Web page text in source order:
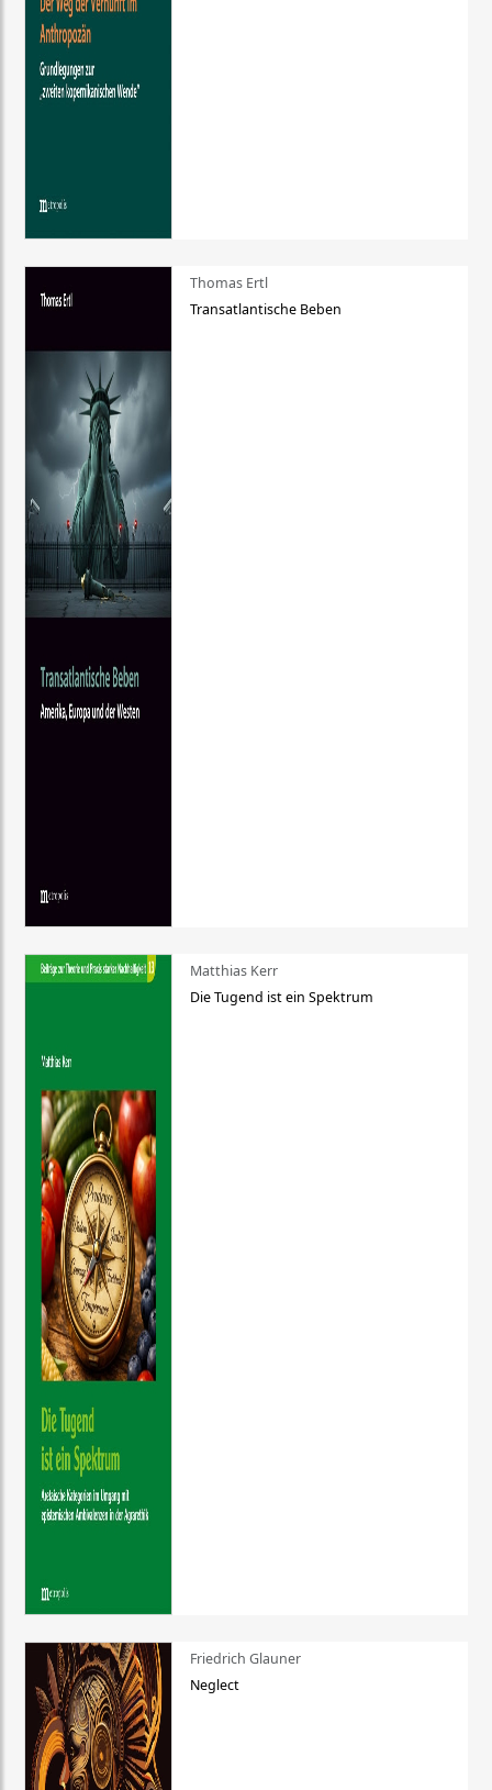
Thomas Ertl
Transatlantische Beben
Matthias Kerr
Die Tugend ist ein Spektrum
Friedrich Glauner
Neglect